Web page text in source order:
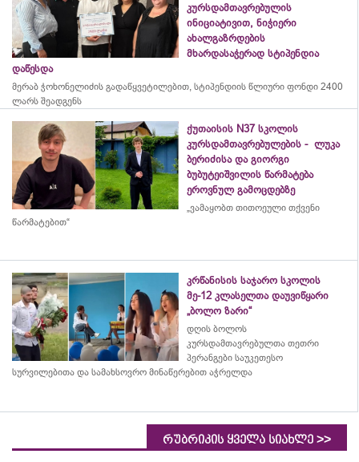
კურსდამთავრებულის
ინიციატივით, ნიჭიერი
ახალგაზრდების
მხარდასაჭერად სტიპენდია
დაწესდა
მერაბ ჭოხონელიძის გადაწყვეტილებით, სტიპენდიის წლიური ფონდი 2400
ლარს შეადგენს
ქუთაისის N37 სკოლის
კურსდამთავრებულების - ლუკა
ბერიძისა და გიორგი
ბუბუტეიშვილის წარმატება
ეროვნულ გამოცდებზე
„ვამაყობთ თითოეული თქვენი
წარმატებით“
კრწანისის საჯარო სკოლის
მე-12 კლასელთა დაუვიწყარი
„ბოლო ზარი“
დღის ბოლოს
კურსდამთავრებულთა თეთრი
პერანგები საუკეთესო
სურვილებითა და სამახსოვრო მინაწერებით აჭრელდა
რუბრიკის ყველა სიახლე >>